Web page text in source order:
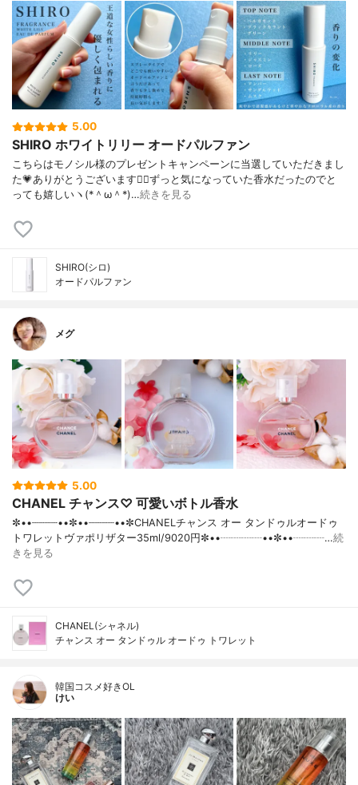
5.00
SHIRO ホワイトリリー オードパルファン
こちらはモノシル様のプレゼントキャンペーンに当選していただきまし
た💗ありがとうございます🙇‍♀️ずっと気になっていた香水だったのでと
っても嬉しいヽ(*＾ω＾*)…続きを見る
SHIRO(シロ)
オードパルファン
メグ
5.00
CHANEL チャンス♡ 可愛いボトル香水
✼••┈┈┈┈••✼••┈┈┈┈••✼CHANELチャンス オー タンドゥルオードゥ
トワレットヴァポリザター35ml/9020円✼••┈┈┈┈••✼••┈┈┈…続
きを見る
CHANEL(シャネル)
チャンス オー タンドゥル オードゥ トワレット
韓国コスメ好きOL
けい